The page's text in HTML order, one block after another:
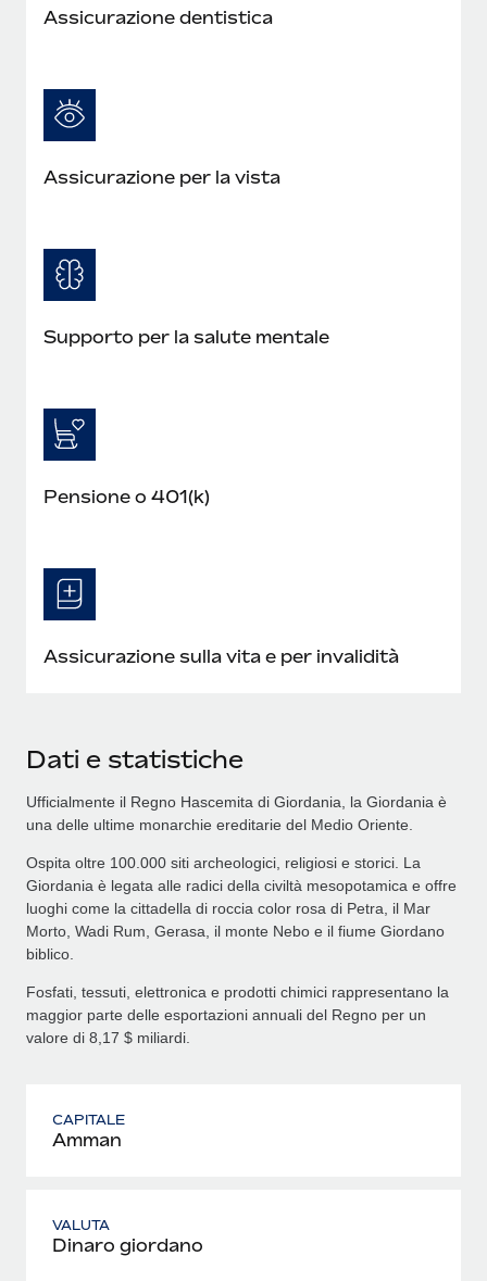
Assicurazione dentistica
Assicurazione per la vista
Supporto per la salute mentale
Pensione o 401(k)
Assicurazione sulla vita e per invalidità
Dati e statistiche
Ufficialmente il Regno Hascemita di Giordania, la Giordania è
una delle ultime monarchie ereditarie del Medio Oriente.
Ospita oltre 100.000 siti archeologici, religiosi e storici. La
Giordania è legata alle radici della civiltà mesopotamica e offre
luoghi come la cittadella di roccia color rosa di Petra, il Mar
Morto, Wadi Rum, Gerasa, il monte Nebo e il fiume Giordano
biblico.
Fosfati, tessuti, elettronica e prodotti chimici rappresentano la
maggior parte delle esportazioni annuali del Regno per un
valore di 8,17 $ miliardi.
CAPITALE
Amman
VALUTA
Dinaro giordano